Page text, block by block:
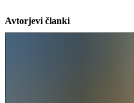
Avtorjevi članki